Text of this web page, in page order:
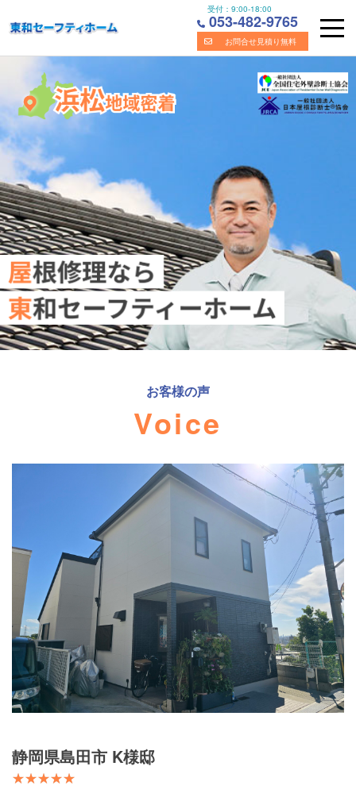
content
受付： 9:00-18:00
053-482-9765
お問合せ見積り無料
浜松市の屋根・雨漏り修理の専門業者｜株式会社東和セーフ
ティホーム
お客様の声
Voice
静岡県島田市 K様邸